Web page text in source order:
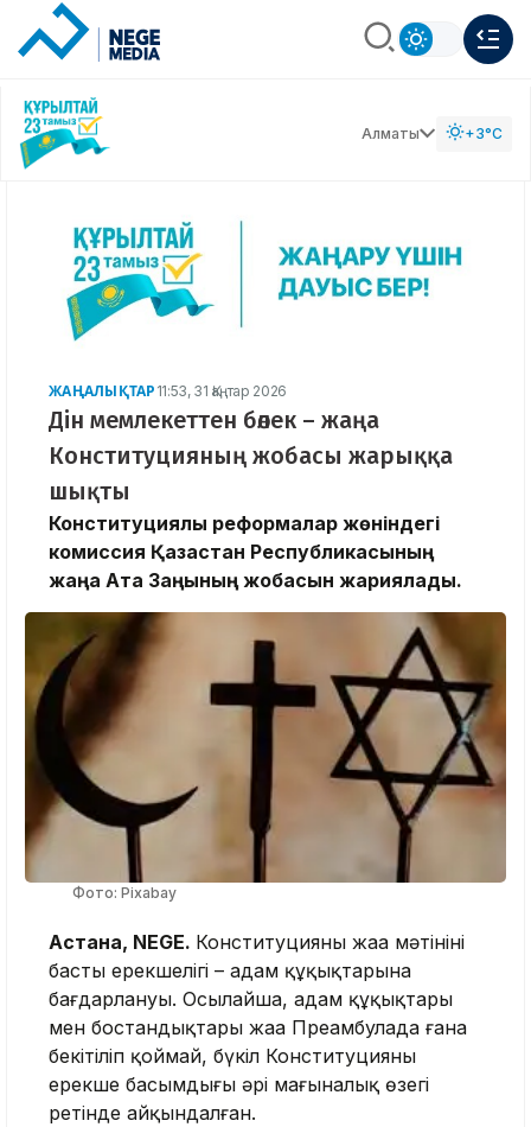
Алматы +3°C
ЖАҢАЛЫҚТАР 11:53, 31 Қаңтар 2026
Дін мемлекеттен бөлек – жаңа
Конституцияның жобасы жарыққа
шықты
Конституциялық реформалар жөніндегі
комиссия Қазақстан Республикасының
жаңа Ата Заңының жобасын жариялады.
Фото: Pixabay
Астана, NEGE. Конституцияның жаңа мәтінінің
басты ерекшелігі – адам құқықтарына
бағдарлануы. Осылайша, адам құқықтары
мен бостандықтары жаңа Преамбулада ғана
бекітіліп қоймай, бүкіл Конституцияның
ерекше басымдығы әрі мағыналық өзегі
ретінде айқындалған.